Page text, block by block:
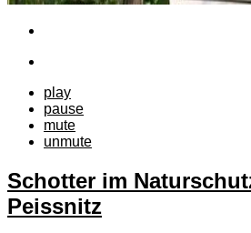
play
pause
mute
unmute
Schotter im
Peissnitz